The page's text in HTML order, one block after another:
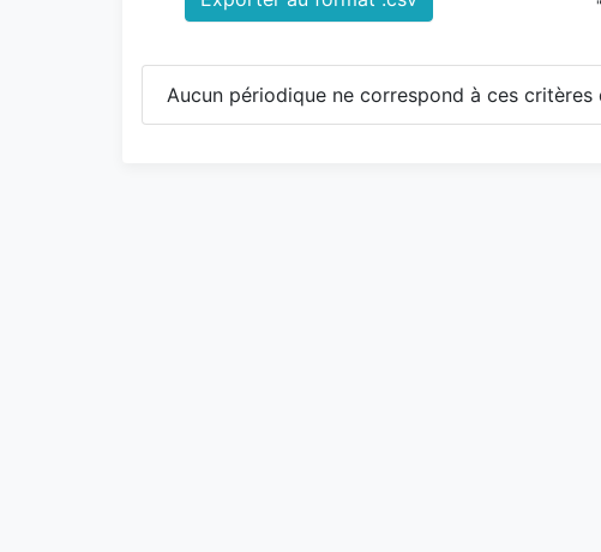
Aucun périodique ne correspond à ces critères